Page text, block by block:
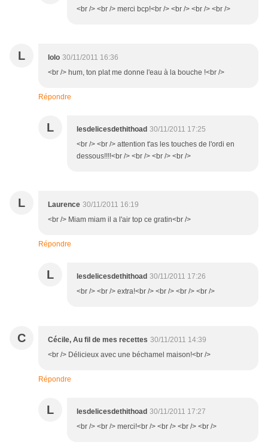
<br /> <br /> merci bcp!<br /> <br /> <br /> <br />
L lolo 30/11/2011 16:36
<br /> hum, ton plat me donne l'eau à la bouche !<br />
Répondre
L lesdelicesdethithoad 30/11/2011 17:25
<br /> <br /> attention t'as les touches de l'ordi en
dessous!!!!<br /> <br /> <br /> <br />
L Laurence 30/11/2011 16:19
<br /> Miam miam il a l'air top ce gratin<br />
Répondre
L lesdelicesdethithoad 30/11/2011 17:26
<br /> <br /> extra!<br /> <br /> <br /> <br />
C Cécile, Au fil de mes recettes 30/11/2011 14:39
<br /> Délicieux avec une béchamel maison!<br />
Répondre
L lesdelicesdethithoad 30/11/2011 17:27
<br /> <br /> merci!<br /> <br /> <br /> <br />